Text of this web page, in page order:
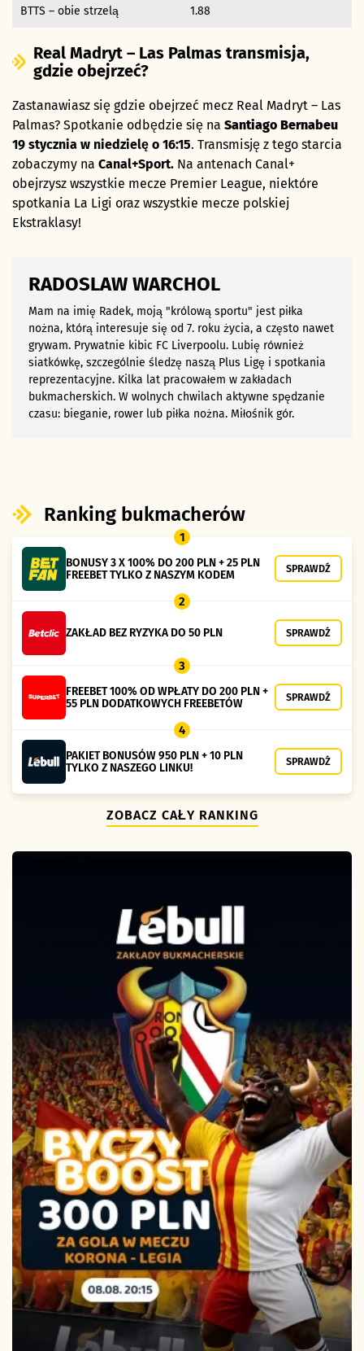
BTTS – obie strzelą 1.88
Real Madryt – Las Palmas transmisja,
gdzie obejrzeć?
Zastanawiasz się gdzie obejrzeć mecz Real Madryt – Las
Palmas? Spotkanie odbędzie się na Santiago Bernabeu
19 stycznia w niedzielę o 16:15. Transmisję z tego starcia
zobaczymy na Canal+Sport. Na antenach Canal+
obejrzysz wszystkie mecze Premier League, niektóre
spotkania La Ligi oraz wszystkie mecze polskiej
Ekstraklasy!
RADOSLAW WARCHOL
Mam na imię Radek, moją "królową sportu" jest piłka
nożna, którą interesuje się od 7. roku życia, a często nawet
grywam. Prywatnie kibic FC Liverpoolu. Lubię również
siatkówkę, szczególnie śledzę naszą Plus Ligę i spotkania
reprezentacyjne. Kilka lat pracowałem w zakładach
bukmacherskich. W wolnych chwilach aktywne spędzanie
czasu: bieganie, rower lub piłka nożna. Miłośnik gór.
Ranking bukmacherów
1
BONUSY 3 X 100% DO 200 PLN + 25 PLN
FREEBET TYLKO Z NASZYM KODEM
SPRAWDŹ
2
ZAKŁAD BEZ RYZYKA DO 50 PLN SPRAWDŹ
3
FREEBET 100% OD WPŁATY DO 200 PLN +
55 PLN DODATKOWYCH FREEBETÓW
SPRAWDŹ
4
PAKIET BONUSÓW 950 PLN + 10 PLN
TYLKO Z NASZEGO LINKU!
SPRAWDŹ
ZOBACZ CAŁY RANKING